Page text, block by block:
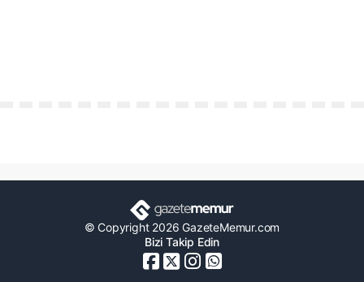
© Copyright 2026 GazeteMemur.com
Bizi Takip Edin